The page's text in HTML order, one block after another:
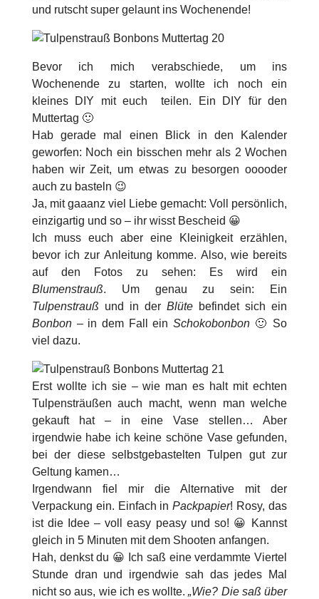
und rutscht super gelaunt ins Wochenende!
Bevor ich mich verabschiede, um ins
Wochenende zu starten, wollte ich noch ein
kleines DIY mit euch teilen. Ein DIY für den
Muttertag 🙂
Hab gerade mal einen Blick in den Kalender
geworfen: Noch ein bisschen mehr als 2 Wochen
haben wir Zeit, um etwas zu besorgen ooooder
auch zu basteln 😉
Ja, mit gaaanz viel Liebe gemacht: Voll persönlich,
einzigartig und so – ihr wisst Bescheid 😀
Ich muss euch aber eine Kleinigkeit erzählen,
bevor ich zur Anleitung komme. Also, wie bereits
auf den Fotos zu sehen: Es wird ein
Blumenstrauß. Um genau zu sein: Ein
Tulpenstrauß und in derBlüte befindet sich ein
Bonbon– in dem Fall einSchokobonbon 🙂 So
viel dazu.
Erst wollte ich sie – wie man es halt mit echten
Tulpensträußen auch macht, wenn man welche
gekauft hat – in eine Vase stellen… Aber
irgendwie habe ich keine schöne Vase gefunden,
bei der diese selbstgebastelten Tulpen gut zur
Geltung kamen…
Irgendwann fiel mir die Alternative mit der
Verpackung ein. Einfach inPackpapier! Rosy, das
ist die Idee – voll easy peasy und so! 😀 Kannst
gleich in 5 Minuten mit dem Shooten anfangen.
Hah, denkst du 😀 Ich saß eine verdammte Viertel
Stunde dran und irgendwie sah das jedes Mal
nicht so aus, wie ich es wollte.„Wie? Die saß über